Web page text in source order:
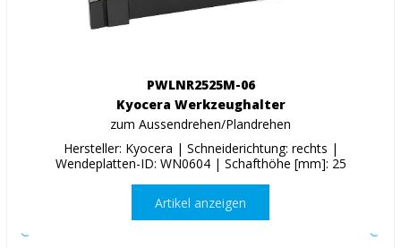
PWLNR2525M-06
Kyocera Werkzeughalter
zum Aussendrehen/Plandrehen
Hersteller: Kyocera | Schneiderichtung: rechts |
Wendeplatten-ID: WN0604 | Schafthöhe [mm]: 25
Artikel anzeigen